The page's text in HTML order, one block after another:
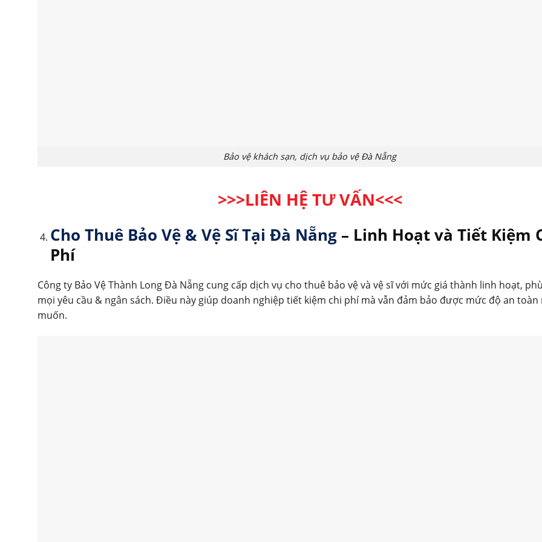
Bảo vệ khách sạn, dịch vụ bảo vệ Đà Nẵng
>>>LIÊN HỆ TƯ VẤN<<<
Cho Thuê Bảo Vệ & Vệ Sĩ Tại Đà Nẵng– Linh Hoạt và Tiết Kiệm
Phí
Công ty Bảo Vệ Thành Long Đà Nẵng cung cấp dịch vụ cho thuê bảo vệ và vệ sĩ với mức giá thành linh hoạt,
mọi yêu cầu & ngân sách. Điều này giúp doanh nghiệp tiết kiệm chi phí mà vẫn đảm bảo được mức độ an toàn
muốn.